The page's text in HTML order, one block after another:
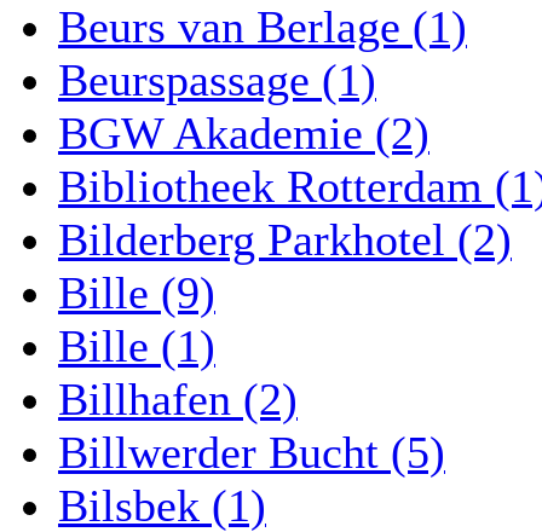
Beurs van Berlage (1)
Beurspassage (1)
BGW Akademie (2)
Bibliotheek Rotterdam
Bilderberg Parkhotel (2)
Bille (9)
Bille (1)
Billhafen (2)
Billwerder Bucht (5)
Bilsbek (1)